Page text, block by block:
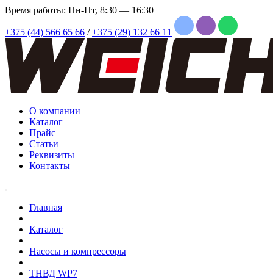
Время работы: Пн-Пт, 8:30 — 16:30
+375 (44) 566 65 66 / +375 (29) 132 66 11
О компании
Каталог
Прайс
Статьи
Реквизиты
Контакты
Главная
|
Каталог
|
Насосы и компрессоры
|
ТНВД WP7